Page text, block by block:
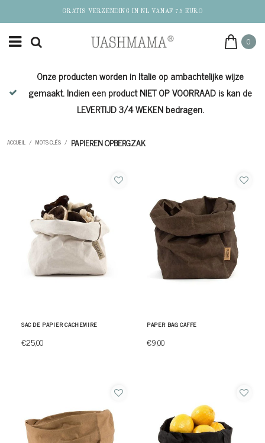
GRATIS VERZENDING IN NL VANAF 75 EURO
0
Onze producten worden in Italie op ambachtelijke wijze
gemaakt. Indien een product NIET OP VOORRAAD is kan de
LEVERTIJD 3/4 WEKEN bedragen.
ACCUEIL / MOTS-CLÉS / PAPIEREN OPBERGZAK
SAC DE PAPIER CACHEMIRE
€25,00
PAPER BAG CAFFE
€9,00